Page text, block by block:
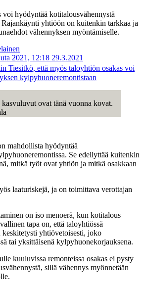
hyödyntää kotitalousvähennystä
yhtiöön on kuitenkin tarkkaa ja
vähennyksen myöntämiselle.
2021, 12:18 29.3.2021
Tiesitkö, että myös taloyhtiön osakas voi
kylpyhuoneremontistaan
ovat tänä vuonna kovat.
mahdollista hyödyntää
Se edellyttää kuitenkin
mitkä työt ovat yhtiön ja mitkä osakkaan
laaturiskejä, ja on toimittava verottajan
on iso menoerä, kun kotitalous
tapa on, että taloyhtiössä
yhtiövetoisesti, joko
tai yksittäisenä kylpyhuonekorjauksena.
kuuluvissa remonteissa osakas ei pysty
sillä vähennys myönnetään